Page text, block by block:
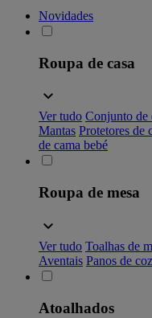
Novidades
Roupa de casa
Ver tudo Conjunto de
Mantas Protetores de
de cama bebé
Roupa de mesa
Ver tudo Toalhas de
Aventais Panos de
Atoalhados